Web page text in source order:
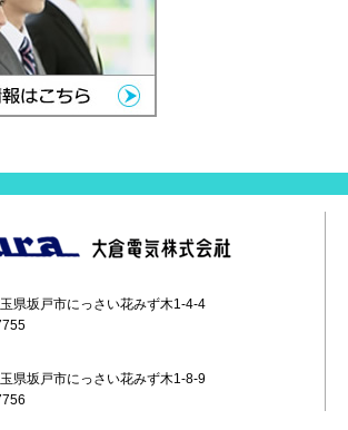
県坂戸市にっさい花みず木1-4-4
県坂戸市にっさい花みず木1-8-9